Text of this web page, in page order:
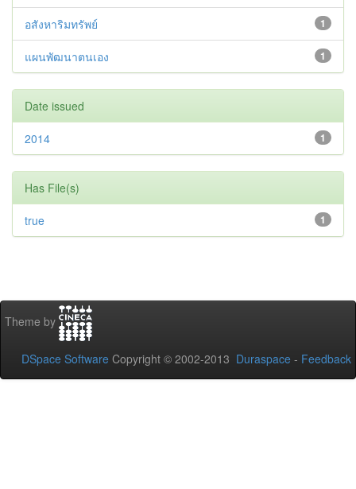
1
อสังหาริมทรัพย์
1
แผนพัฒนาตนเอง
Date issued
1
2014
Has File(s)
1
true
Theme by
DSpace Software Copyright © 2002-2013 Duraspace - Feedback